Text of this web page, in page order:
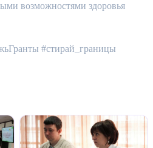
возможностями здоровья
#стирай_границы